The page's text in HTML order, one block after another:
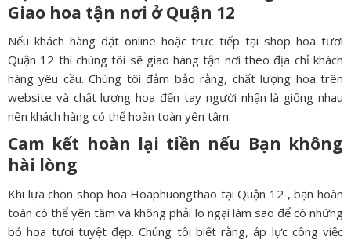
Giao hoa tận nơi ởQuận 12
Nếu khách hàng đặt online hoặc trực tiếp tại shop hoa tươi
Quận 12 thì chúng tôi sẽ giao hàng tận nơi theo địa chỉ khách
hàng yêu cầu. Chúng tôi đảm bảo rằng, chất lượng hoa trên
website và chất lượng hoa đến tay người nhận là giống nhau
nên khách hàng có thể hoàn toàn yên tâm.
Cam kết hoàn lại tiền nếu Bạn không
hài lòng
Khi lựa chọn shop hoa Hoaphuongthao tại Quận 12 , bạn hoàn
toàn có thể yên tâm và không phải lo ngại làm sao để có những
bó hoa tươi tuyệt đẹp. Chúng tôi biết rằng, áp lực công việc